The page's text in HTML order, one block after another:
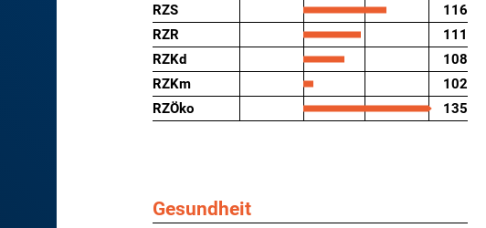
RZS
116
RZR
111
RZKd
108
RZKm
102
RZÖko
135
Gesundheit